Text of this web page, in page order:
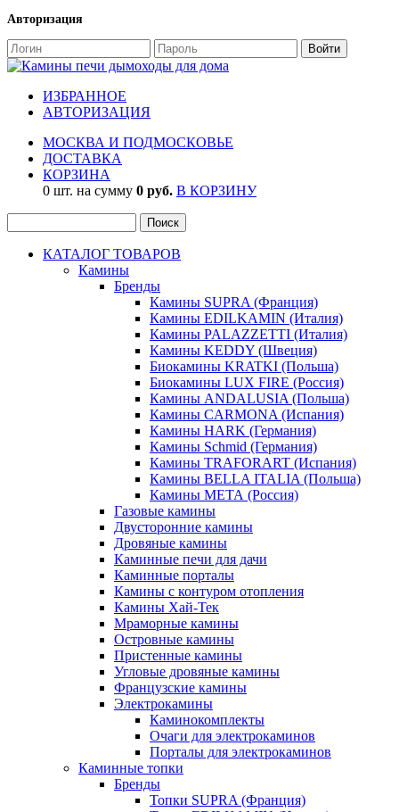
Авторизация
ИЗБРАННОЕ
АВТОРИЗАЦИЯ
МОСКВА И ПОДМОСКОВЬЕ
ДОСТАВКА
КОРЗИНА
0 шт. на сумму 0 руб. В КОРЗИНУ
КАТАЛОГ ТОВАРОВ
Камины
Бренды
Камины SUPRA (Франция)
Камины EDILKAMIN (Италия)
Камины PALAZZETTI (Италия)
Камины KEDDY (Швеция)
Биокамины KRATKI (Польша)
Биокамины LUX FIRE (Россия)
Камины ANDALUSIA (Польша)
Камины CARMONA (Испания)
Камины HARK (Германия)
Камины Schmid (Германия)
Камины TRAFORART (Испания)
Камины BELLA ITALIA (Польша)
Камины МЕТА (Россия)
Газовые камины
Двусторонние камины
Дровяные камины
Каминные печи для дачи
Каминные порталы
Камины с контуром отопления
Камины Хай-Тек
Мраморные камины
Островные камины
Пристенные камины
Угловые дровяные камины
Французские камины
Электрокамины
Каминокомплекты
Очаги для электрокаминов
Порталы для электрокаминов
Каминные топки
Бренды
Топки SUPRA (Франция)